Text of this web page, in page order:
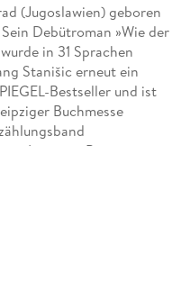
(Jugoslawien) geboren
Debütroman »Wie der
in 31 Sprachen
Stanišic erneut ein
Bestseller und ist
Buchmesse
Literatur Preis sowie